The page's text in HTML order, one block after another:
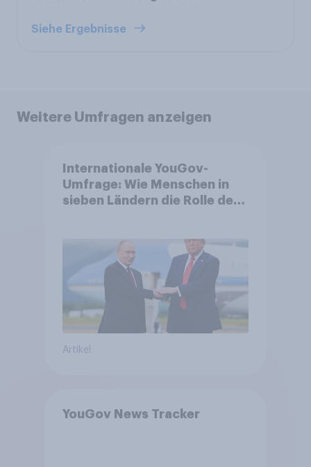
Siehe Ergebnisse
Weitere Umfragen anzeigen
Internationale YouGov-
Umfrage: Wie Menschen in
sieben Ländern die Rolle der
Bedrohungen und Bündnisse
bewerten
Artikel
YouGov News Tracker